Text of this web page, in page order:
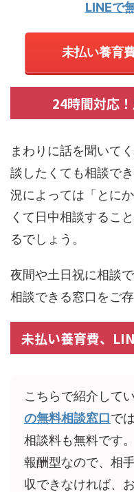
LINEで
未払い養育
24時間対応
まわりに話を聞いて
談したくても相談で
況によっては「とに
くて日中相談するこ
るでしょう。
夜間や土日祝に相談
相談できる窓口をご
未払い養育費、
こちらで紹介して
の無料相談窓口で
相談料も無料です
報酬型なので、相
収できなければ、